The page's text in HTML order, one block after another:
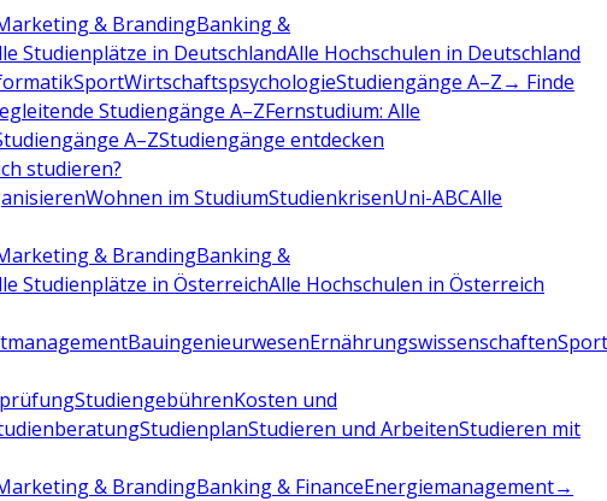
& BrandingBanking &
Studienplätze in DeutschlandAlle Hochschulen in Deutschland
SportWirtschaftspsychologieStudiengänge A–Z→ Finde
Studiengänge A–ZFernstudium: Alle
A–ZStudiengänge entdecken
studieren?
Wohnen im StudiumStudienkrisenUni-ABCAlle
& BrandingBanking &
Studienplätze in ÖsterreichAlle Hochschulen in Österreich
BauingenieurwesenErnährungswissenschaften
StudiengebührenKosten und
StudienplanStudieren und ArbeitenStudieren mit
& BrandingBanking & FinanceEnergiemanagement→